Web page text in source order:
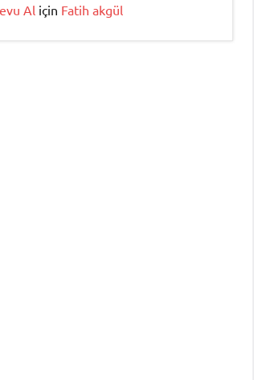
Al için Fatih akgül